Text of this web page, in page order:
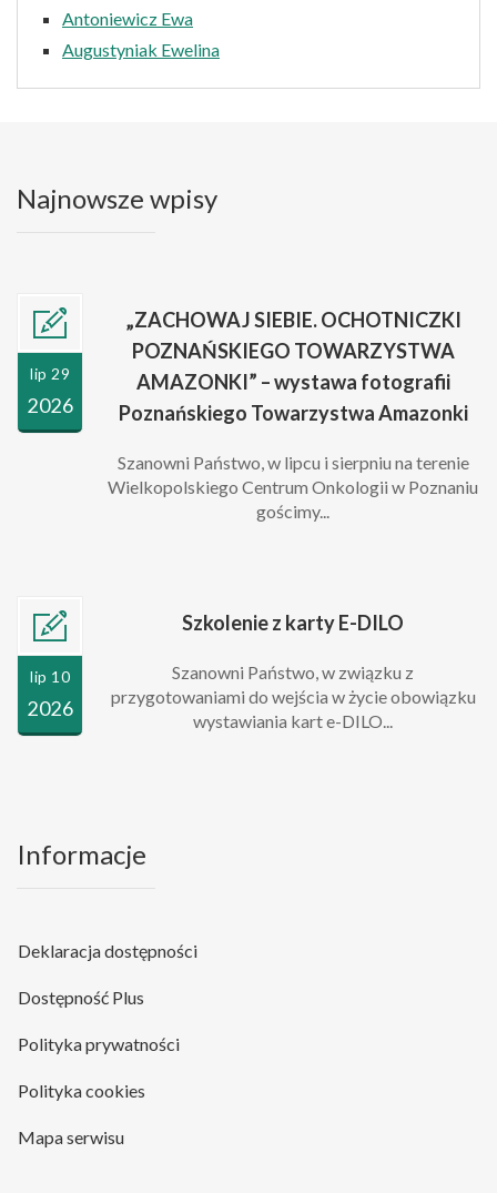
Antoniewicz Ewa
Augustyniak Ewelina
Najnowsze wpisy
lip 29
2026
„ZACHOWAJ SIEBIE. OCHOTNICZKI
POZNAŃSKIEGO TOWARZYSTWA
AMAZONKI” – wystawa fotografii
Poznańskiego Towarzystwa Amazonki
Szanowni Państwo, w lipcu i sierpniu na terenie
Wielkopolskiego Centrum Onkologii w Poznaniu
gościmy...
lip 10
2026
Szkolenie z karty E-DILO
Szanowni Państwo, w związku z
przygotowaniami do wejścia w życie obowiązku
wystawiania kart e-DILO...
Informacje
Deklaracja dostępności
Dostępność Plus
Polityka prywatności
Polityka cookies
Mapa serwisu